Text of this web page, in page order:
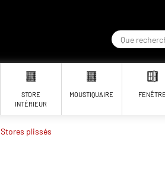
STORE
INTÉRIEUR
MOUSTIQUAIRE FENÊTRE
Stores plissés